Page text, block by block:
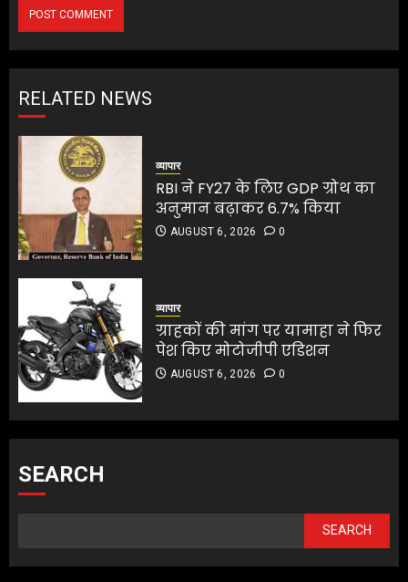
RELATED NEWS
व्यापार
RBI ने FY27 के लिए GDP ग्रोथ का
अनुमान बढ़ाकर 6.7% किया
AUGUST 6, 2026 0
व्यापार
ग्राहकों की मांग पर यामाहा ने फिर
पेश किए मोटोजीपी एडिशन
AUGUST 6, 2026 0
SEARCH
SEARCH